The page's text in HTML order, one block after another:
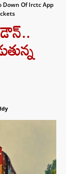
Down Of Irctc App